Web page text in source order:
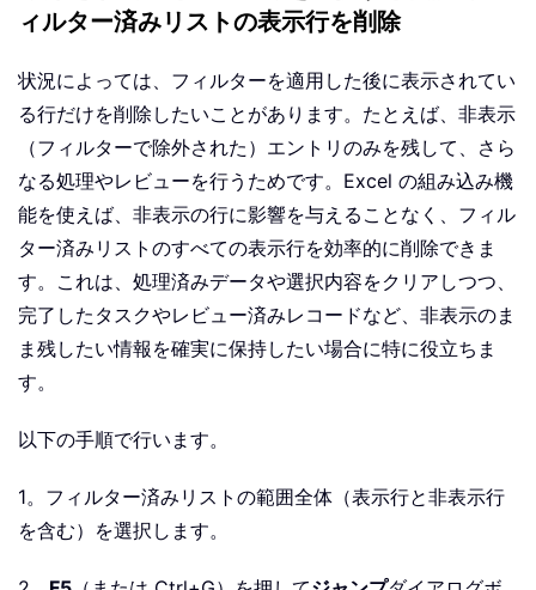
ィルター済みリストの表示行を削除
状況によっては、フィルターを適用した後に表示されてい
る行だけを削除したいことがあります。たとえば、非表示
（フィルターで除外された）エントリのみを残して、さら
なる処理やレビューを行うためです。Excel の組み込み機
能を使えば、非表示の行に影響を与えることなく、フィル
ター済みリストのすべての表示行を効率的に削除できま
す。これは、処理済みデータや選択内容をクリアしつつ、
完了したタスクやレビュー済みレコードなど、非表示のま
ま残したい情報を確実に保持したい場合に特に役立ちま
す。
以下の手順で行います。
1。フィルター済みリストの範囲全体（表示行と非表示行
を含む）を選択します。